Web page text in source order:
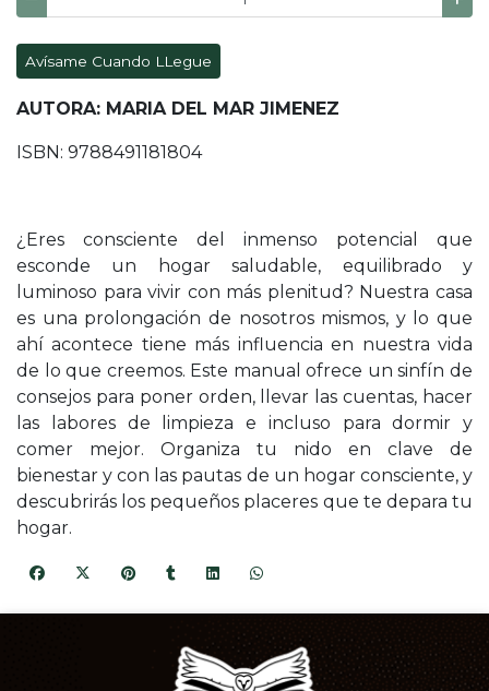
Avísame Cuando LLegue
AUTORA: MARIA DEL MAR JIMENEZ
ISBN: 9788491181804
¿Eres consciente del inmenso potencial que
esconde un hogar saludable, equilibrado y
luminoso para vivir con más plenitud? Nuestra casa
es una prolongación de nosotros mismos, y lo que
ahí acontece tiene más influencia en nuestra vida
de lo que creemos. Este manual ofrece un sinfín de
consejos para poner orden, llevar las cuentas, hacer
las labores de limpieza e incluso para dormir y
comer mejor. Organiza tu nido en clave de
bienestar y con las pautas de un hogar consciente, y
descubrirás los pequeños placeres que te depara tu
hogar.